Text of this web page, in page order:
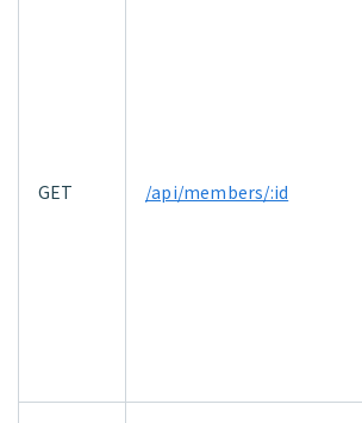
GET /api/members/:id